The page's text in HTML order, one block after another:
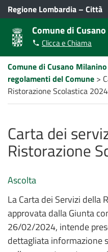
VAI AL
Regione Lombardia – Città
metropolitana di Milano
Comune di
Clicca e Chiama
Percorso
a
"briciole
pane"
Comune di Cusano Milanino
regolamenti del Comune >
Ristorazione Scolastica 2024
Carta dei
Ristorazione
Ascolta
La Carta dei Servizi della
approvata dalla Giunta
26/02/2024, intende
dettagliata informazione